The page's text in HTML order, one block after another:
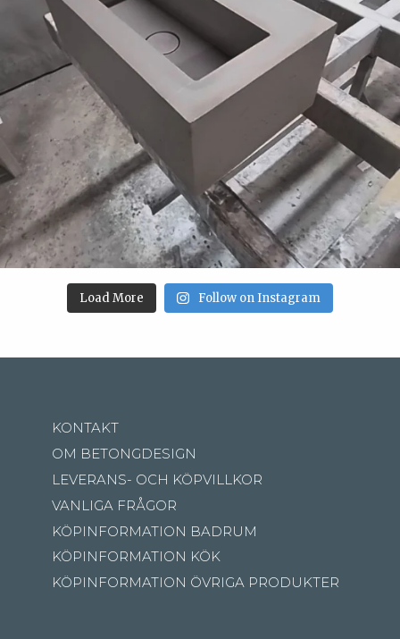
Load More Follow on Instagram
KONTAKT
OM BETONGDESIGN
LEVERANS- OCH KÖPVILLKOR
VANLIGA FRÅGOR
KÖPINFORMATION BADRUM
KÖPINFORMATION KÖK
KÖPINFORMATION ÖVRIGA PRODUKTER